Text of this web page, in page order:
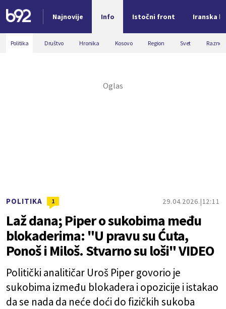
Najnovije Info Istočni front Iranska
Nova vest
Politika Društvo Hronika Kosovo Region Svet Razno
POLITIKA 1 29.04.2026. 12:11
Laž dana; Piper o sukobima među
blokaderima: "U pravu su Ćuta,
Ponoš i Miloš. Stvarno su loši" VIDEO
Politički analitičar Uroš Piper govorio je
sukobima između blokadera i opozicije i istakao
da se nada da neće doći do fizičkih sukoba